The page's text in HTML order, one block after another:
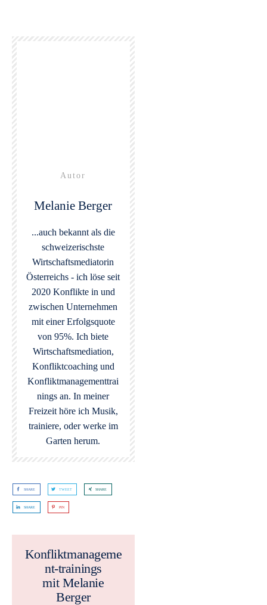
Autor
Melanie Berger
...auch bekannt als die
schweizerischste
Wirtschaftsmediatorin
Österreichs - ich löse seit
2020 Konflikte in und
zwischen Unternehmen
mit einer Erfolgsquote
von 95%. Ich biete
Wirtschaftsmediation,
Konfliktcoaching und
Konfliktmanagementtrai
nings an. In meiner
Freizeit höre ich Musik,
trainiere, oder werke im
Garten herum.
SHARE TWEET SHARE
SHARE PIN
Konfliktmanageme
nt-trainings
mit Melanie
Berger